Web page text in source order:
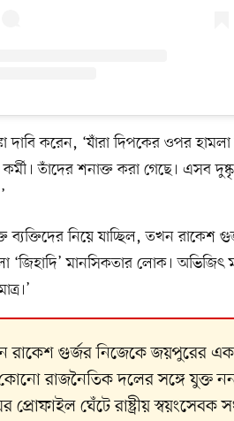
দাবি করেন, ‘যাঁরা দিপকের ওপর
তাঁদের শনাক্ত করা গেছে। এসব
নিয়ে যাচ্ছিল, তখন রাকেশ
মানসিকতার লোক। অভিজিৎ
রাকেশ গুর্জর নিজেকে জয়পুরের
রাজনৈতিক দলের সঙ্গে যুক্ত
প্রোফাইল ঘেঁটে রাষ্ট্রীয়